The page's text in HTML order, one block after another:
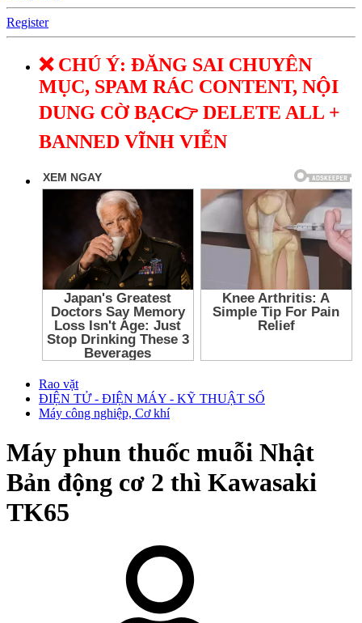
Register
❌ CHÚ Ý: ĐĂNG SAI CHUYÊN
MỤC, SPAM RÁC CONTENT, NỘI
DUNG CỜ BẠC👉 DELETE ALL +
BANNED VĨNH VIỄN
Rao vặt
ĐIỆN TỬ - ĐIỆN MÁY - KỸ THUẬT SỐ
Máy công nghiệp, Cơ khí
Máy phun thuốc muỗi Nhật
Bản động cơ 2 thì Kawasaki
TK65